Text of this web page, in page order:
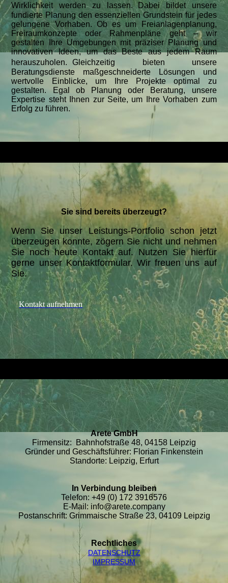
Wirklichkeit werden zu lassen. Dabei bildet unsere
fundierte Planung den essenziellen Grundstein für jedes
gelungene Vorhaben. Ob es um Freianlagenplanung,
Freiraumkonzepte oder Rahmenpläne geht – wir
gestalten Ihre Umgebungen mit präziser Planung und
innovativen Ideen, um das Beste aus jedem Raum
herauszuholen. Gleichzeitig bieten unsere
Beratungsdienste maßgeschneiderte Lösungen und
wertvolle Einblicke, um Ihre Projekte optimal zu
gestalten. Egal ob Planung oder Beratung, unsere
Expertise steht Ihnen zur Seite, um Ihre Vorhaben zum
Erfolg zu führen.
Sie sind bereits überzeugt?
Wenn Sie unser Leistungs-Portfolio schon jetzt
überzeugen konnte, zögern Sie nicht und nehmen
Sie noch heute Kontakt auf. Nutzen Sie hierfür
gerne unser Kontaktformular. Wir freuen uns auf
Sie.
Kontakt aufnehmen
Arete GmbH
Firmensitz: Bahnhofstraße 48, 04158 Leipzig
Gründer und Geschäftsführer: Florian Finkenstein
Standorte: Leipzig, Erfurt
In Verbindung bleiben
Telefon: +49 (0) 172 3916576
E-Mail: info@arete.company
Postanschrift: Grimmaische Straße 23, 04109 Leipzig
Rechtliches
DATEN­SCHUTZ
IMPRESSUM